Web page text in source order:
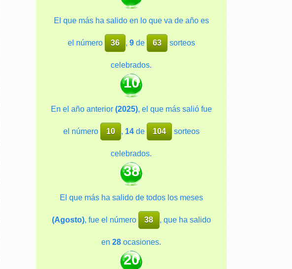
El que más ha salido en lo que va de año es
el número 36 , 9de 63 sorteos
celebrados.
10
En el año anterior (2025), el que más salió fue
el número 10 , 14de 104 sorteos
celebrados.
38
El que más ha salido de todos los meses
(Agosto), fue el número 38 , que ha salido
en28 ocasiones.
20